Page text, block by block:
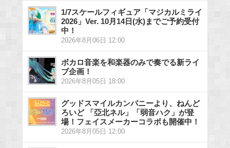
1/7スケールフィギュア「マジカルミライ
2026」Ver. 10月14日(水)までご予約受付
中！
2026年8月06日 12:00
ボカロ音楽を和楽器のみで奏でる新ライ
ブ企画！
2026年8月05日 18:00
グッドスマイルカンパニーより、ねんど
ろいど 「亞北ネル」「弱音ハク」が登
場！フェイスメーカーコラボも開催中！
2026年8月05日 12:00